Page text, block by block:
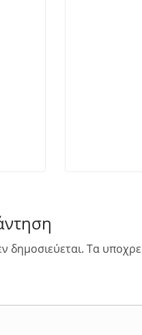
δημοσιεύεται. Τα